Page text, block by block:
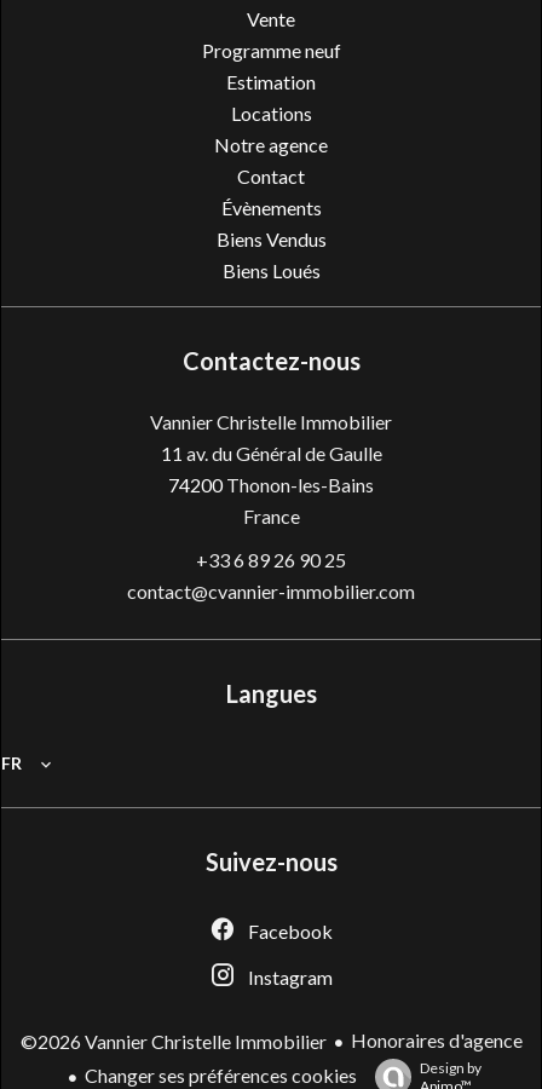
Vente
Programme neuf
Estimation
Locations
Notre agence
Contact
Évènements
Biens Vendus
Biens Loués
Contactez-nous
Vannier Christelle Immobilier
11 av. du Général de Gaulle
74200Thonon-les-Bains
France
+33 6 89 26 90 25
contact@cvannier-immobilier.com
Langues
FR
Suivez-nous
Facebook
Instagram
©2026 Vannier Christelle Immobilier
Honoraires d'agence
Changer ses préférences cookies
Design by